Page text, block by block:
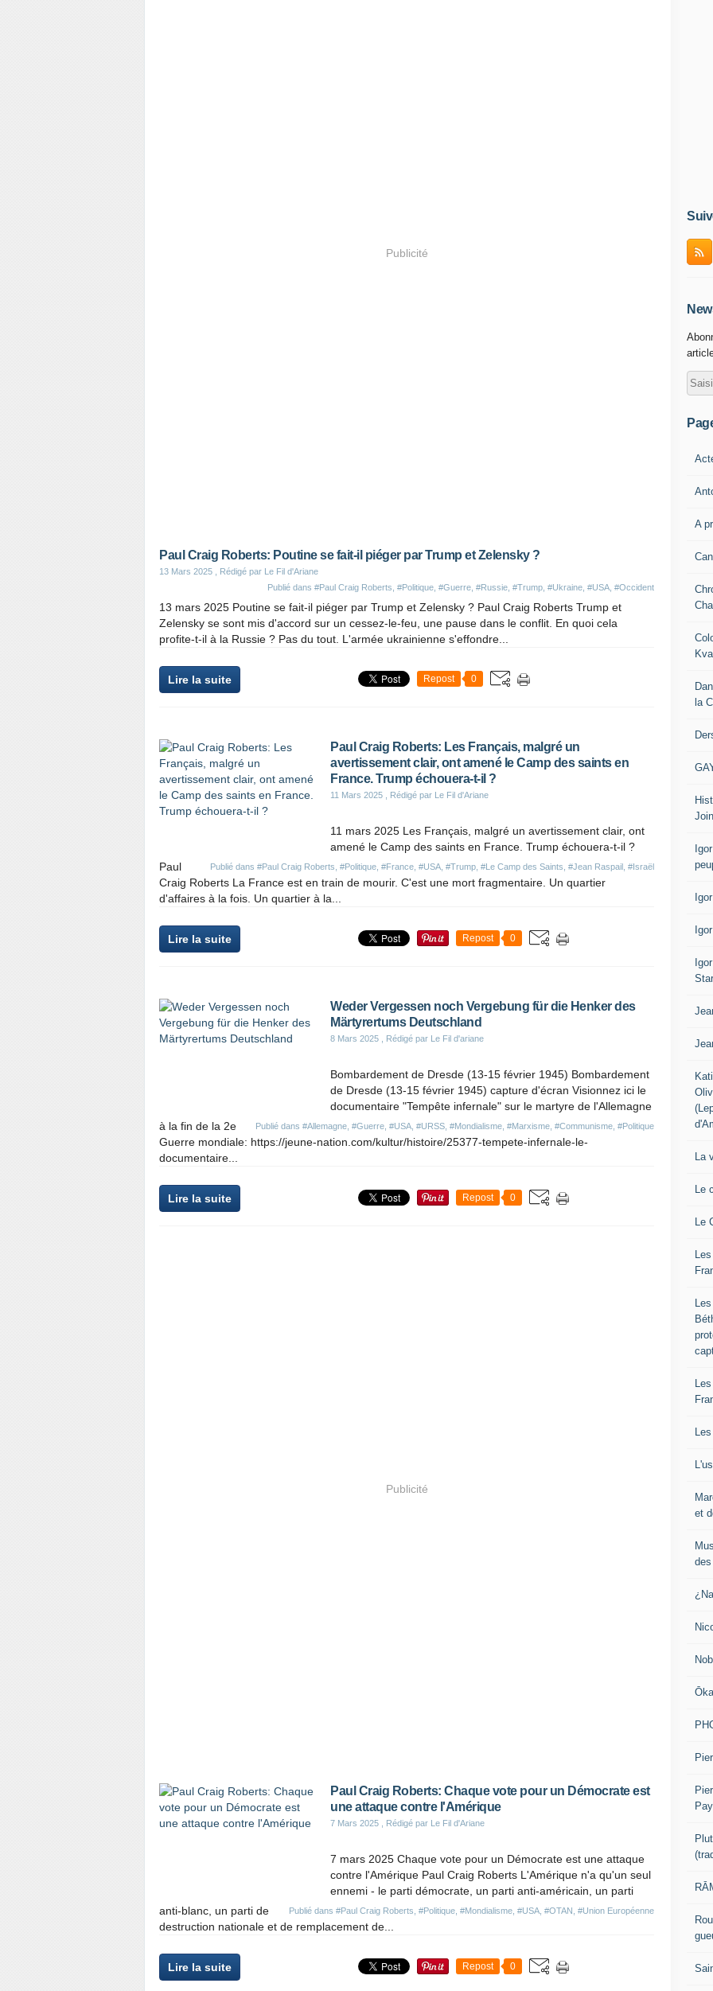
Publicité
Paul Craig Roberts: Poutine se fait-il piéger par Trump et Zelensky ?
13 Mars 2025 , Rédigé par Le Fil d'Ariane
Publié dans #Paul Craig Roberts #Politique #Guerre #Russie #Trump #Ukraine #USA #Occident
13 mars 2025 Poutine se fait-il piéger par Trump et Zelensky ? Paul Craig Roberts Trump et
Zelensky se sont mis d'accord sur un cessez-le-feu, une pause dans le conflit. En quoi cela
profite-t-il à la Russie ? Pas du tout. L'armée ukrainienne s'effondre...
Lire la suite Repost 0
Paul Craig Roberts: Les Français, malgré un
avertissement clair, ont amené le Camp des saints en
France. Trump échouera-t-il ?
11 Mars 2025 , Rédigé par Le Fil d'Ariane
Publié dans #Paul Craig Roberts #Politique #France #USA #Trump #Le Camp des Saints #Jean Raspail #Israël
11 mars 2025 Les Français, malgré un avertissement clair, ont
amené le Camp des saints en France. Trump échouera-t-il ?
Paul
Craig Roberts La France est en train de mourir. C'est une mort fragmentaire. Un quartier
d'affaires à la fois. Un quartier à la...
Lire la suite Repost 0
Weder Vergessen noch Vergebung für die Henker des
Märtyrertums Deutschland
8 Mars 2025 , Rédigé par Le Fil d'ariane
Publié dans #Allemagne #Guerre #USA #URSS #Mondialisme #Marxisme #Communisme #Politique
Bombardement de Dresde (13-15 février 1945) Bombardement
de Dresde (13-15 février 1945) capture d'écran Visionnez ici le
documentaire "Tempête infernale" sur le martyre de l'Allemagne
à la fin de la 2e
Guerre mondiale: https://jeune-nation.com/kultur/histoire/25377-tempete-infernale-le-
documentaire...
Lire la suite Repost 0
Publicité
Paul Craig Roberts: Chaque vote pour un Démocrate est
une attaque contre l'Amérique
7 Mars 2025 , Rédigé par Le Fil d'Ariane
Publié dans #Paul Craig Roberts #Politique #Mondialisme #USA #OTAN #Union Européenne
7 mars 2025 Chaque vote pour un Démocrate est une attaque
contre l'Amérique Paul Craig Roberts L'Amérique n'a qu'un seul
ennemi - le parti démocrate, un parti anti-américain, un parti
anti-blanc, un parti de
destruction nationale et de remplacement de...
Lire la suite Repost 0
A
la
La
Le
Le
et
des